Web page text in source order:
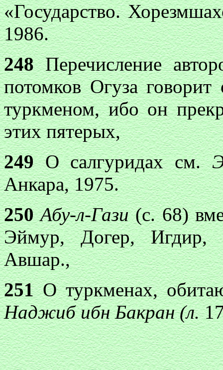
«Государство.
1986.
248Перечисление
потомков Огуза говорит
туркменом, ибо он
этих пятерых,
249О салгуридах см.
Анкара, 1975.
250 Абу-л-Гази(с. 68)
Эймур, Догер, Игдир,
Авшар.,
251О туркменах,
Наджиб ибн Бакран (л.